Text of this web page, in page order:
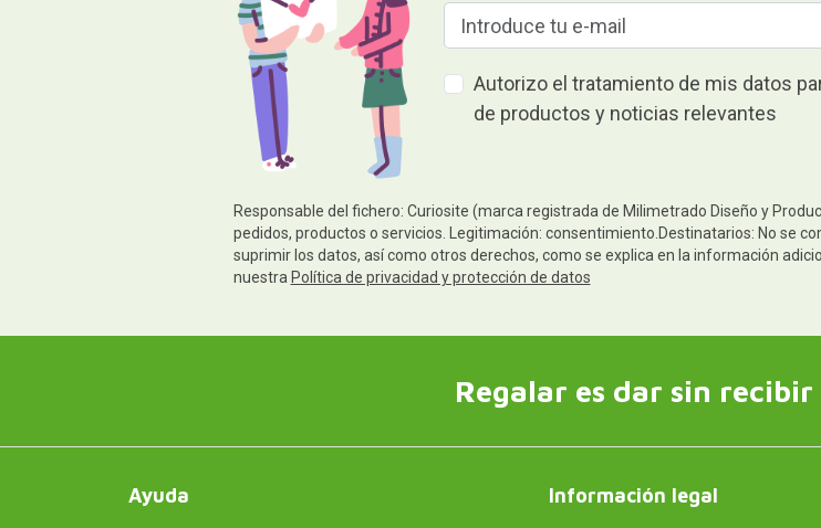
Autorizo el tratamiento de mis datos
de productos y noticias relevantes
Responsable del fichero: Curiosite (marca registrada de Milimetrado Diseño y
pedidos, productos o servicios. Legitimación: consentimiento.Destinatarios: No se
suprimir los datos, así como otros derechos, como se explica en la información
nuestra Política de privacidad y protección de datos
Regalar es dar sin
Ayuda
Información legal